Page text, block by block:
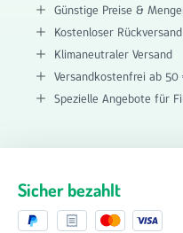
Günstige Preise &
Kostenloser
Klimaneutraler Versand
Versandkostenfrei ab
Spezielle Angebote für
Sicher bezahlt